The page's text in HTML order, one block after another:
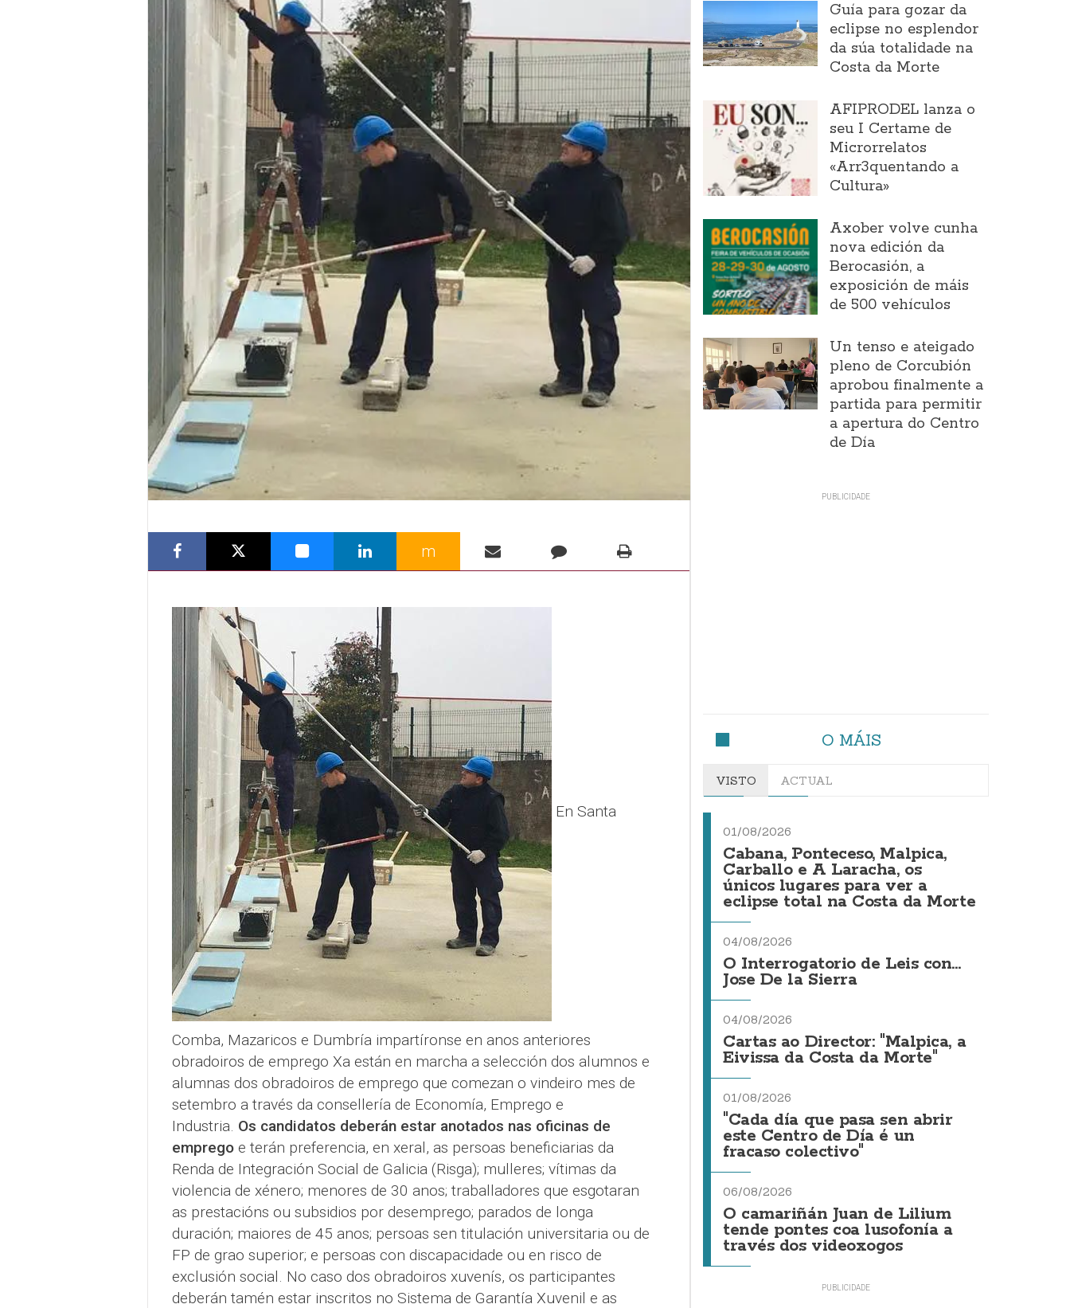
m
En Santa
Comba, Mazaricos e Dumbría impartíronse en anos anteriores
obradoiros de emprego Xa están en marcha a selección dos alumnos e
alumnas dos obradoiros de emprego que comezan o vindeiro mes de
setembro a través da consellería de Economía, Emprego e
Industria. Os candidatos deberán estar anotados nas oficinas de
empregoe terán preferencia, en xeral, as persoas beneficiarias da
Renda de Integración Social de Galicia (Risga); mulleres; vítimas da
violencia de xénero; menores de 30 anos; traballadores que esgotaran
as prestacións ou subsidios por desemprego; parados de longa
duración; maiores de 45 anos; persoas sen titulación universitaria ou de
FP de grao superior; e persoas con discapacidade ou en risco de
exclusión social. No caso dos obradoiros xuvenís, os participantes
deberán tamén estar inscritos no Sistema de Garantía Xuvenil e as
Guía para gozar da
eclipse no esplendor
da súa totalidade na
Costa da Morte
AFIPRODEL lanza o
seu I Certame de
Microrrelatos
«Arr3quentando a
Cultura»
Axober volve cunha
nova edición da
Berocasión, a
exposición de máis
de 500 vehículos
Un tenso e ateigado
pleno de Corcubión
aprobou finalmente a
partida para permitir
a apertura do Centro
de Día
O MÁIS
VISTO ACTUAL
01/08/2026
Cabana, Ponteceso, Malpica,
Carballo e A Laracha, os
únicos lugares para ver a
eclipse total na Costa da Morte
04/08/2026
O Interrogatorio de Leis con...
Jose De la Sierra
04/08/2026
Cartas ao Director: "Malpica, a
Eivissa da Costa da Morte"
01/08/2026
"Cada día que pasa sen abrir
este Centro de Día é un
fracaso colectivo"
06/08/2026
O camariñán Juan de Lilium
tende pontes coa lusofonía a
través dos videoxogos